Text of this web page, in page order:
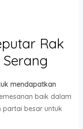
Rak
mendapatkan
baik dalam
partai besar untuk